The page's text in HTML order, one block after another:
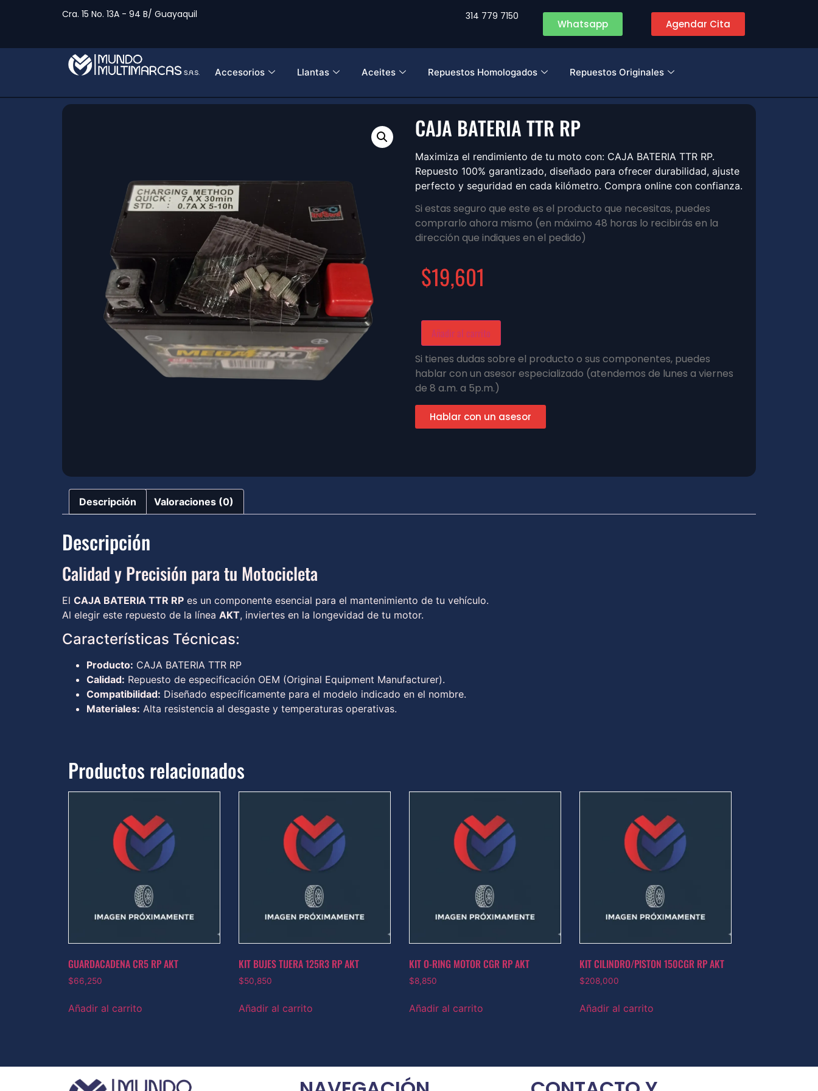
Cra. 15 No. 13A - 94 B/ Guayaquil 314 779 7150
Whatsapp Agendar Cita
Accesorios Llantas Aceites Repuestos Homologados Repuestos Originales
CAJA BATERIA TTR RP
Maximiza el rendimiento de tu moto con: CAJA BATERIA TTR RP.
Repuesto 100% garantizado, diseñado para ofrecer durabilidad, ajuste
perfecto y seguridad en cada kilómetro. Compra online con confianza.
Si estas seguro que este es el producto que necesitas, puedes
comprarlo ahora mismo (en máximo 48 horas lo recibirás en la
dirección que indiques en el pedido)
$19,601
Añadir al carrito
Si tienes dudas sobre el producto o sus componentes, puedes
hablar con un asesor especializado (atendemos de lunes a viernes
de 8 a.m. a 5p.m.)
Hablar con un asesor
Descripción Valoraciones (0)
Descripción
Calidad y Precisión para tu Motocicleta
El CAJA BATERIA TTR RP es un componente esencial para el mantenimiento de tu vehículo.
Al elegir este repuesto de la línea AKT, inviertes en la longevidad de tu motor.
Características Técnicas:
Producto: CAJA BATERIA TTR RP
Calidad: Repuesto de especificación OEM (Original Equipment Manufacturer).
Compatibilidad: Diseñado específicamente para el modelo indicado en el nombre.
Materiales: Alta resistencia al desgaste y temperaturas operativas.
Productos relacionados
GUARDACADENA CR5 RP AKT
$66,250
Añadir al carrito
KIT BUJES TIJERA 125R3 RP AKT
$50,850
Añadir al carrito
KIT O-RING MOTOR CGR RP AKT
$8,850
Añadir al carrito
KIT CILINDRO/PISTON 150CGR RP AKT
$208,000
Añadir al carrito